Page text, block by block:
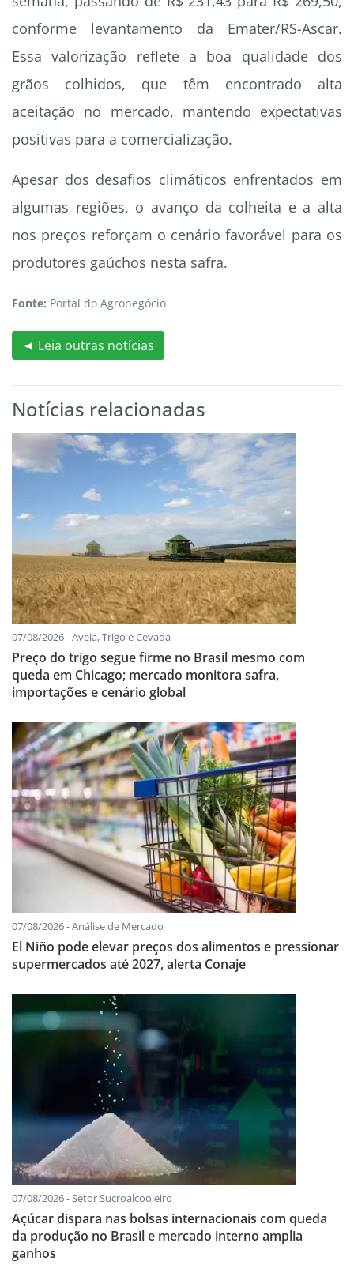
conforme levantamento da Emater/RS-Ascar.
Essa valorização reflete a boa qualidade dos
grãos colhidos, que têm encontrado alta
aceitação no mercado, mantendo expectativas
positivas para a comercialização.
Apesar dos desafios climáticos enfrentados em
algumas regiões, o avanço da colheita e a alta
nos preços reforçam o cenário favorável para os
produtores gaúchos nesta safra.
Fonte: Portal do Agronegócio
◄ Leia outras notícias
Notícias relacionadas
07/08/2026 - Aveia, Trigo e Cevada
Preço do trigo segue firme no Brasil mesmo com
queda em Chicago; mercado monitora safra,
importações e cenário global
07/08/2026 - Análise de Mercado
El Niño pode elevar preços dos alimentos e pressionar
supermercados até 2027, alerta Conaje
07/08/2026 - Setor Sucroalcooleiro
Açúcar dispara nas bolsas internacionais com queda
da produção no Brasil e mercado interno amplia
ganhos